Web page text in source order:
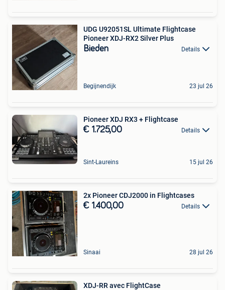
UDG U92051SL Ultimate Flightcase
Pioneer XDJ-RX2 Silver Plus
Bieden Details
Begijnendijk 23 jul 26
Pioneer XDJ RX3 + Flightcase
€ 1.725,00 Details
Sint-Laureins 15 jul 26
2x Pioneer CDJ2000 in Flightcases
€ 1.400,00 Details
Sinaai 28 jul 26
XDJ-RR avec FlightCase